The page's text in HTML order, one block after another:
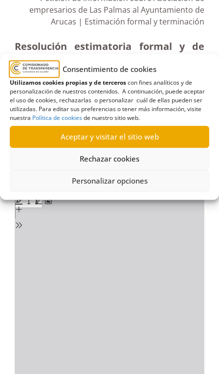
Consentimiento de cookies
Utilizamos cookies propias y de terceroscon fines analíticos y de
personalización de nuestros contenidos. A continuación, puede aceptar
el uso de cookies, rechazarlas o personalizar cuál de ellas pueden ser
utilizadas. Para editar sus preferencias o tener más información, visite
nuestra Política de cookiesde nuestro sitio web.
Aceptar y visitar el sitio web
Rechazar cookies
Personalizar opciones
empresarios de Las Palmas al Ayuntamiento de
Arucas | Estimación formal y terminación
Resolución estimatoria formal y de
terminación sobre solicitud de
información de la Asociación de
Empresarios Constructores y
Promotores de la provincia de Las
Palmas al Ayuntamiento de Arucas.
(19-III-2019)
Ver documento pdf en pantalla completa